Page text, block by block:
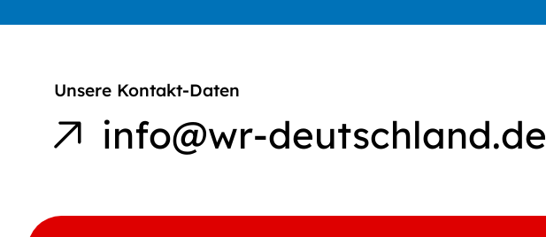
Unsere Kontakt-Daten
info@wr-deutschland.de
Werkstatträte